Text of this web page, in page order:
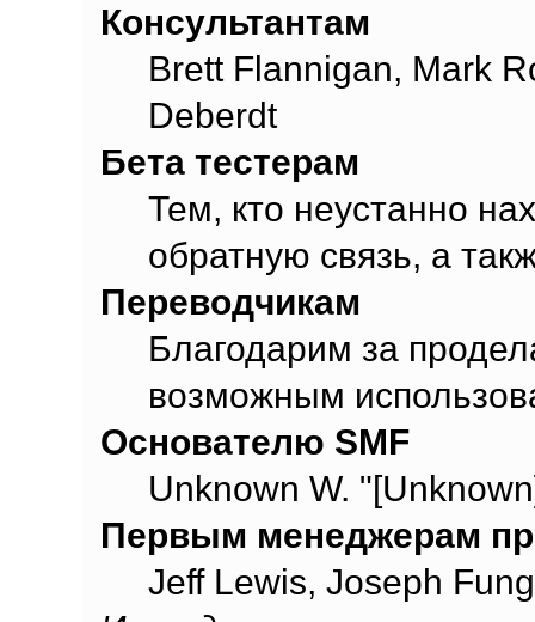
Консультантам
Brett Flannigan, Mark
Deberdt
Бета тестерам
Тем, кто неустанно
обратную связь, а
Переводчикам
Благодарим за
возможным
Основателю SMF
Unknown W.
Первым менеджерам
Jeff Lewis, Joseph